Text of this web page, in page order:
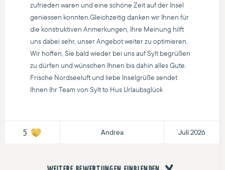
zufrieden waren und eine schöne Zeit auf der Insel
geniessen konnten.Gleichzeitig danken wir Ihnen für
die konstruktiven Anmerkungen, Ihre Meinung hilft
uns dabei sehr, unser Angebot weiter zu optimieren.
Wir hoffen, Sie bald wieder bei uns auf Sylt begrüßen
zu dürfen und wünschen Ihnen bis dahin alles Gute.
Frische Nordseeluft und liebe Inselgrüße sendet
Ihnen Ihr Team von Sylt to Hus Urlaubsglück
5 Andrea Juli 2026